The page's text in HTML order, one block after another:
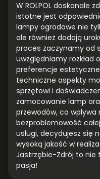
W ROLPOL doskonale
istotne jest
lampy ogrodowe nie
ale również dodają
proces zaczynamy od
uwzględniamy rozkład
preferencje
techniczne aspekty
sprzętowi i
zamocowanie lamp
przewodów, co wpływa
bezproblemowość
usługi, decydujesz się
wysoką jakość w
Jastrzębie-Zdrój to nie
pasja!